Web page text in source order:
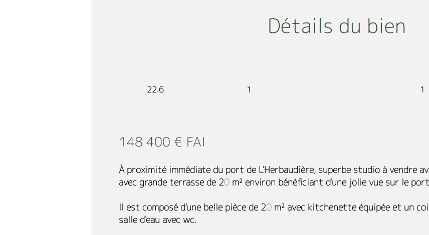
Détails du bien
22.6 1 1
148 400 € FAI
À proximité immédiate du port de L'Herbaudière, superbe studio à vendre
avec grande terrasse de 20 m² environ bénéficiant d'une jolie vue sur le
Il est composé d'une belle pièce de 20 m² avec kitchenette équipée et un
salle d'eau avec wc.